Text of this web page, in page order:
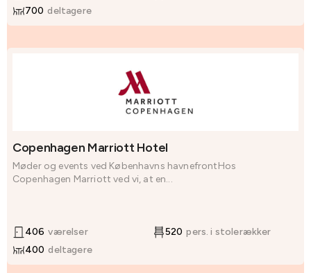
700 deltagere
Copenhagen Marriott Hotel
Møder og events ved Københavns havnefrontHos
Copenhagen Marriott ved vi, at en...
406 værelser 520 pers. i stolerækker
400 deltagere